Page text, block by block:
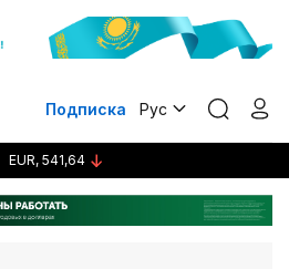
Подписка Рус
EUR, 541,64